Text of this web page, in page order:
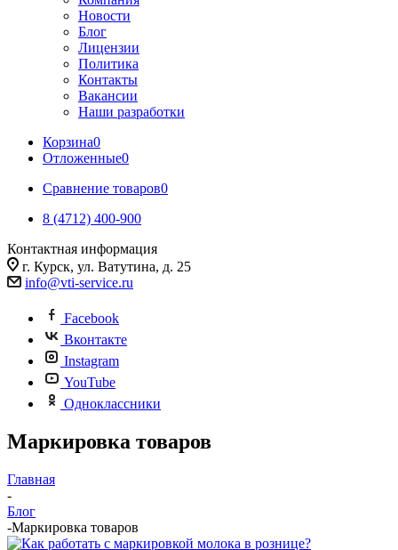
Новости
Блог
Лицензии
Политика
Контакты
Вакансии
Наши разработки
Корзина0
Отложенные0
Сравнение товаров0
8 (4712) 400-900
Контактная информация
г. Курск, ул. Ватутина, д. 25
info@vti-service.ru
Facebook
Вконтакте
Instagram
YouTube
Одноклассники
Маркировка товаров
Главная
-
Блог
-Маркировка товаров